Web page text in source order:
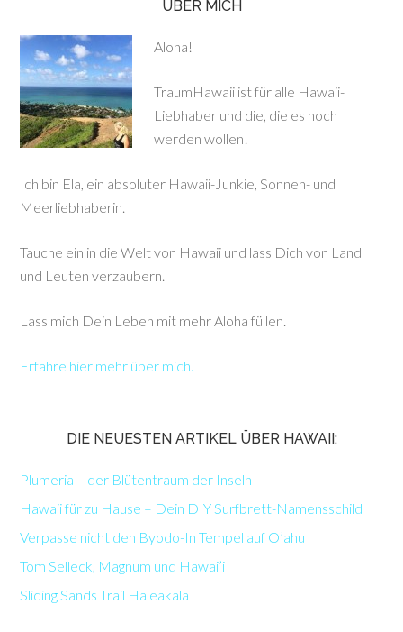
ÜBER MICH
Aloha!
TraumHawaii ist für alle Hawaii-
Liebhaber und die, die es noch
werden wollen!
Ich bin Ela, ein absoluter Hawaii-Junkie, Sonnen- und
Meerliebhaberin.
Tauche ein in die Welt von Hawaii und lass Dich von Land
und Leuten verzaubern.
Lass mich Dein Leben mit mehr Aloha füllen.
Erfahre hier mehr über mich.
DIE NEUESTEN ARTIKEL ÜBER HAWAII:
Plumeria – der Blütentraum der Inseln
Hawaii für zu Hause – Dein DIY Surfbrett-Namensschild
Verpasse nicht den Byodo-In Tempel auf O’ahu
Tom Selleck, Magnum und Hawai’i
Sliding Sands Trail Haleakala